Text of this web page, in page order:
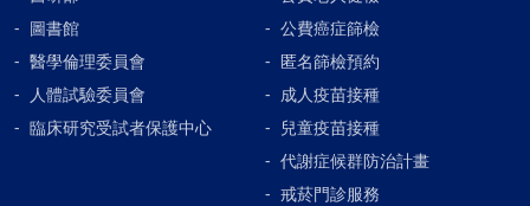
圖書館
醫學倫理委員會
人體試驗委員會
臨床研究受試者保護中心
公費癌症篩檢
匿名篩檢預約
成人疫苗接種
兒童疫苗接種
代謝症候群防治計畫
戒菸門診服務